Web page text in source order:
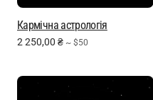
Кармічна астрологія
2 250,00 ₴ ~ $50